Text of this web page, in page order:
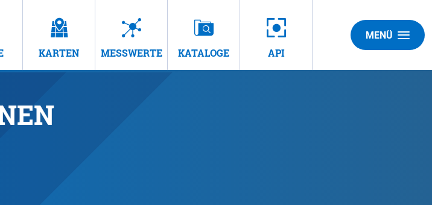
KARTEN MESSWERTE KATALOGE API
MENÜ